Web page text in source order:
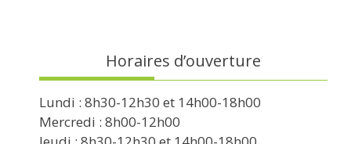
Horaires d’ouverture
Lundi : 8h30-12h30 et 14h00-18h00
Mercredi : 8h00-12h00